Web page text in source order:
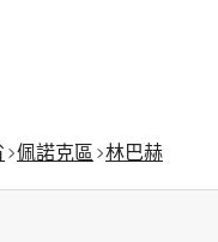
佩諾克區 林巴赫